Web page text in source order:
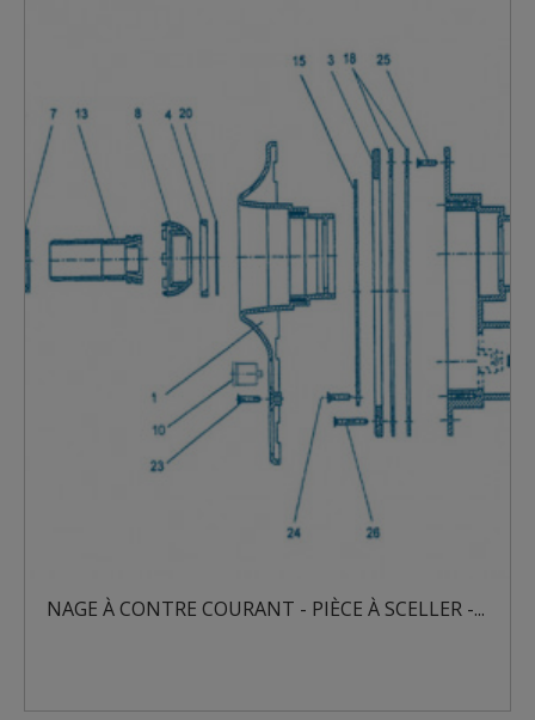
NAGE À CONTRE COURANT - PIÈCE À SCELLER -...